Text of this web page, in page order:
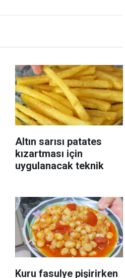
Altın sarısı patates
kızartması için
uygulanacak teknik
Kuru fasulye pişirirken